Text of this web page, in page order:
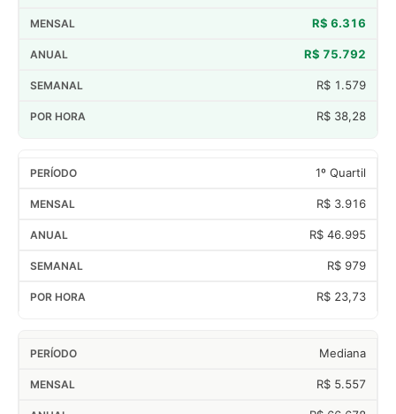
R$ 6.316
R$ 75.792
R$ 1.579
R$ 38,28
1º Quartil
R$ 3.916
R$ 46.995
R$ 979
R$ 23,73
Mediana
R$ 5.557